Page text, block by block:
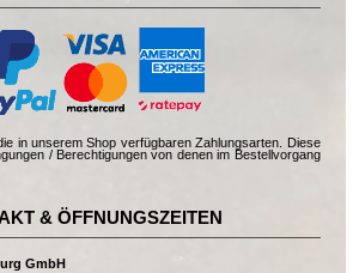
in unserem Shop verfügbaren Zahlungsarten. Diese
/ Berechtigungen von denen im Bestellvorgang
& ÖFFNUNGSZEITEN
GmbH